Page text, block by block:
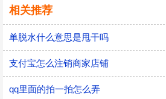
相关推荐
单脱水什么意思是甩干吗
支付宝怎么注销商家店铺
qq里面的拍一拍怎么弄